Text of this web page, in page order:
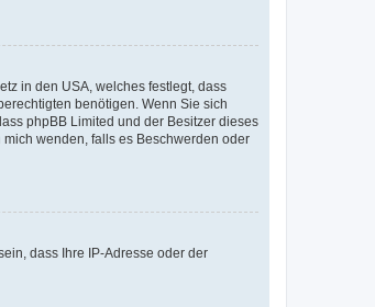
in den USA, welches festlegt, dass
benötigen. Wenn Sie sich
phpBB Limited und der Besitzer dieses
wenden, falls es Beschwerden oder
dass Ihre IP-Adresse oder der